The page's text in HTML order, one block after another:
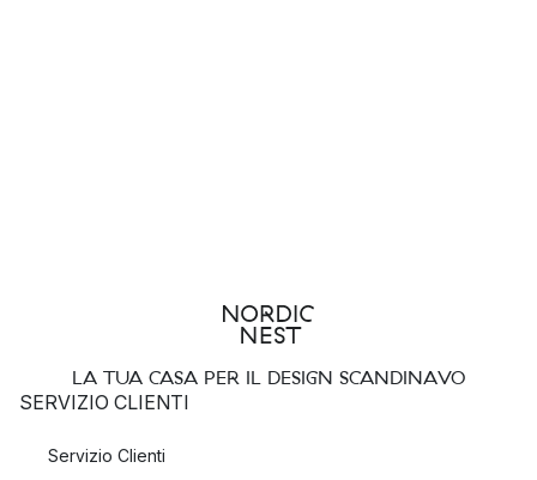
LA TUA CASA PER IL DESIGN SCANDINAVO
SERVIZIO CLIENTI
Servizio Clienti